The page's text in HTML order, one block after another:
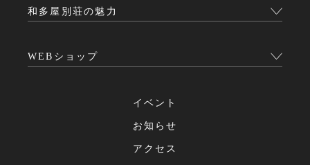
和多屋別荘の魅力
WEBショップ
イベント
お知らせ
アクセス